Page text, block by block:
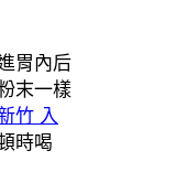
胃內后
末一樣
竹 入
時喝